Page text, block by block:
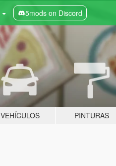
5mods on Discord
VEHÍCULOS PINTURAS